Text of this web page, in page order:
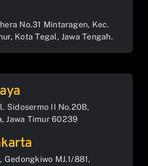
No.31 Mintaragen, Kec.
Kota Tegal, Jawa Tengah.
Sidosermo II No.20B,
Jawa Timur 60239
Gedongkiwo MJ.1/881,